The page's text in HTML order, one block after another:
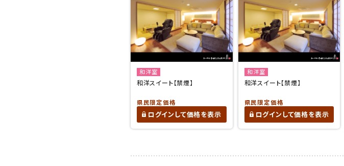
和洋室
和洋スイート【禁煙】
県民限定価格
ログインして価格を表示
和洋室
和洋スイート【禁煙】
県民限定価格
ログインして価格を表示